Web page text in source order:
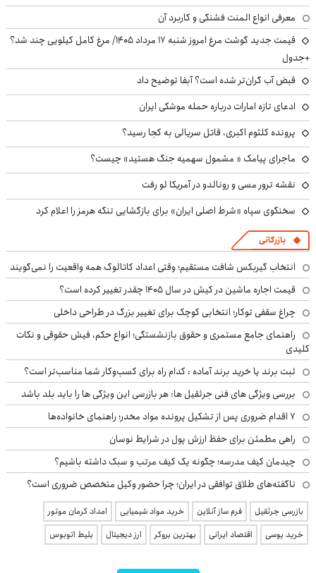
معرفی انواع المنت فشنگی و کاربرد آن
قیمت جدید گوشت مرغ امروز شنبه ۱۷ مرداد ۱۴۰۵/ مرغ کامل کیلویی چند شد؟
+جدول
قبض آب گران‌تر شده است؟ آبفا توضیح داد
ادعای تازه امارات درباره حمله موشکی ایران
پرونده کلثوم اکبری، قاتل سریالی به کجا رسید؟
ماجرای پیامک « مشمول سهمیه جنگ هستید» چیست؟
نقشه ترور مسی و رونالدو در آمریکا لو رفت
سخنگوی سپاه «شرط اصلی ایران» برای بازگشایی تنگه هرمز را اعلام کرد
بازرگانی
انتخاب گیربکس شافت مستقیم؛ وقتی اعداد کاتالوگ همه واقعیت را نمی‌گویند
قیمت اجاره ماشین در کیش در سال ۱۴۰۵ چقدر تغییر کرده است؟
چراغ سقفی توکار؛ انتخابی کوچک برای تغییر بزرگ در طراحی داخلی
راهنمای جامع مستمری و حقوق بازنشستگی؛ انواع حکم، فیش حقوقی و نکات
کلیدی
ثبت برند یا خرید برند آماده : کدام راه برای کسب‌وکار شما مناسب‌تر است؟
بررسی ویژگی های فنی جرثقیل ها: هر بازرسی این ویژگی ها را باید بلد باشد
۷ اقدام ضروری پس از تشکیل پرونده مواد مخدر؛ راهنمای خانواده‌ها
راهی مطمئن برای حفظ ارزش پول در شرایط نوسان
چیدمان کیف مدرسه؛ چگونه یک کیف مرتب و سبک داشته باشیم؟
ناگفته‌های طلاق توافقی در ایران؛ چرا حضور وکیل متخصص ضروری است؟
بازرسی جرثقیل فرم ساز آنلاین خرید مواد شیمیایی
امداد کرمان موتور
خرید یوسی
اقتصاد ایرانی بهترین بروکر ارز دیجیتال بلیط اتوبوس